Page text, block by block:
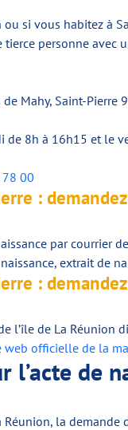
ou si vous habitez à
tierce personne avec
Mahy, Saint-Pierre
de 8h à 16h15 et le
00
:
par courrier
extrait de
:
l’île de La Réunion
web officielle de la
l’acte de
Réunion, la